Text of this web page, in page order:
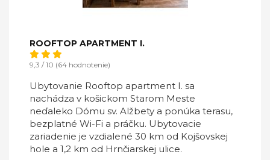
ROOFTOP APARTMENT I.
9,3 / 10 (64 hodnotenie)
Ubytovanie Rooftop apartment I. sa
nachádza v košickom Starom Meste
neďaleko Dómu sv. Alžbety a ponúka terasu,
bezplatné Wi-Fi a práčku. Ubytovacie
zariadenie je vzdialené 30 km od Kojšovskej
hole a 1,2 km od Hrnčiarskej ulice.